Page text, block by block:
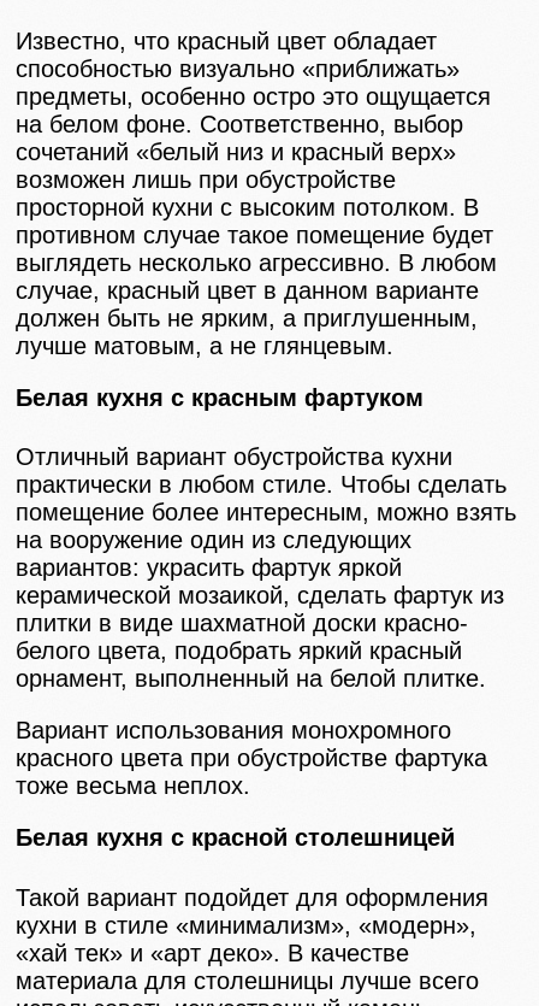
Известно, что красный цвет обладает
способностью визуально «приближать»
предметы, особенно остро это ощущается
на белом фоне. Соответственно, выбор
сочетаний «белый низ и красный верх»
возможен лишь при обустройстве
просторной кухни с высоким потолком. В
противном случае такое помещение будет
выглядеть несколько агрессивно. В любом
случае, красный цвет в данном варианте
должен быть не ярким, а приглушенным,
лучше матовым, а не глянцевым.
Белая кухня с красным фартуком
Отличный вариант обустройства кухни
практически в любом стиле. Чтобы сделать
помещение более интересным, можно взять
на вооружение один из следующих
вариантов: украсить фартук яркой
керамической мозаикой, сделать фартук из
плитки в виде шахматной доски красно-
белого цвета, подобрать яркий красный
орнамент, выполненный на белой плитке.
Вариант использования монохромного
красного цвета при обустройстве фартука
тоже весьма неплох.
Белая кухня с красной столешницей
Такой вариант подойдет для оформления
кухни в стиле «минимализм», «модерн»,
«хай тек» и «арт деко». В качестве
материала для столешницы лучше всего